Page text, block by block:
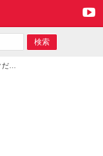
UHB「さあ！トークだよ」に出演します！他